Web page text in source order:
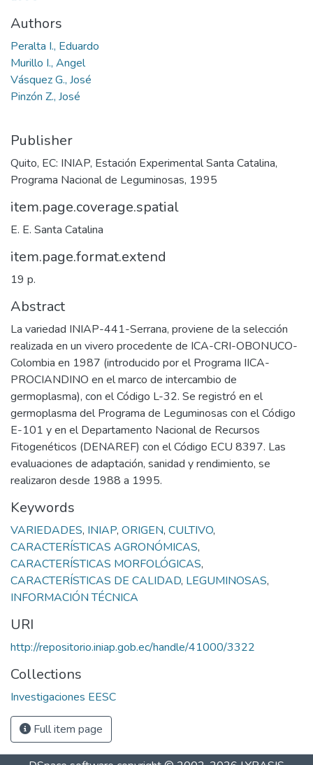
Authors
Peralta I., Eduardo
Murillo I., Angel
Vásquez G., José
Pinzón Z., José
Publisher
Quito, EC: INIAP, Estación Experimental Santa Catalina,
Programa Nacional de Leguminosas, 1995
item.page.coverage.spatial
E. E. Santa Catalina
item.page.format.extend
19 p.
Abstract
La variedad INIAP-441-Serrana, proviene de la selección
realizada en un vivero procedente de ICA-CRI-OBONUCO-
Colombia en 1987 (introducido por el Programa IICA-
PROCIANDINO en el marco de intercambio de
germoplasma), con el Código L-32. Se registró en el
germoplasma del Programa de Leguminosas con el Código
E-101 y en el Departamento Nacional de Recursos
Fitogenéticos (DENAREF) con el Código ECU 8397. Las
evaluaciones de adaptación, sanidad y rendimiento, se
realizaron desde 1988 a 1995.
Keywords
VARIEDADES, INIAP, ORIGEN, CULTIVO,
CARACTERÍSTICAS AGRONÓMICAS,
CARACTERÍSTICAS MORFOLÓGICAS,
CARACTERÍSTICAS DE CALIDAD, LEGUMINOSAS,
INFORMACIÓN TÉCNICA
URI
http://repositorio.iniap.gob.ec/handle/41000/3322
Collections
Investigaciones EESC
Full item page